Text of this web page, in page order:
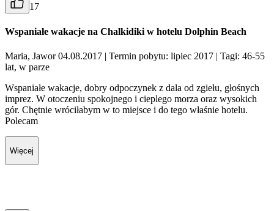
17
Wspaniałe wakacje na Chalkidiki w hotelu Dolphin Beach
Maria, Jawor 04.08.2017 | Termin pobytu: lipiec 2017 | Tagi: 46-55
lat, w parze
Wspaniałe wakacje, dobry odpoczynek z dala od zgiełu, głośnych
imprez. W otoczeniu spokojnego i cieplego morza oraz wysokich
gór. Chętnie wróciłabym w to miejsce i do tego właśnie hotelu.
Polecam
Więcej